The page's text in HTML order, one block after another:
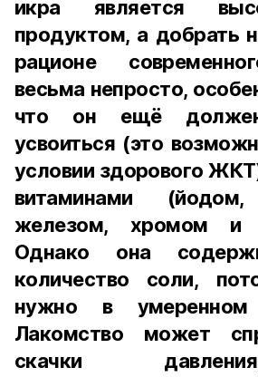
икра является
продуктом, а добрать
рационе
весьма непросто,
что он ещё должен
усвоиться (это
условии здорового
витаминами
железом, хромом и
Однако она
количество соли,
нужно в умеренном
Лакомство может
скачки